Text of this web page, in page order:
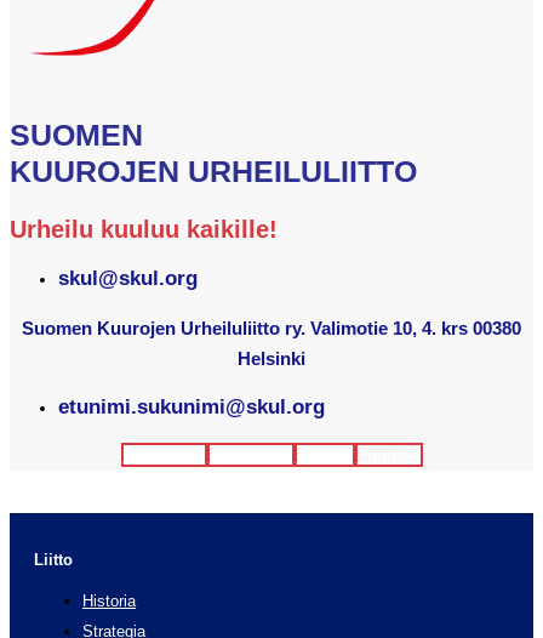
SUOMEN
KUUROJEN URHEILULIITTO
Urheilu kuuluu kaikille!
skul@skul.org
Suomen Kuurojen Urheiluliitto ry. Valimotie 10, 4. krs 00380
Helsinki
etunimi.sukunimi@skul.org
Liitto
Historia
Strategia